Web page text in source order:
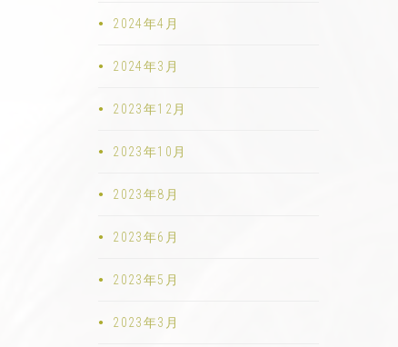
2024年4月
2024年3月
2023年12月
2023年10月
2023年8月
2023年6月
2023年5月
2023年3月